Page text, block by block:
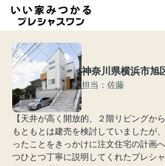
神奈川県横浜市旭
担当：佐藤
【天井が高く開放的、２階リビングか
もともとは建売を検討していましたが
ったことをきっかけに注文住宅の計画
つひとつ丁寧に説明してくれたプレシ